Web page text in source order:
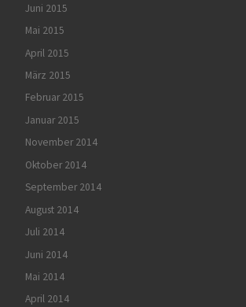
Juni 2015
Mai 2015
April 2015
März 2015
Februar 2015
Januar 2015
November 2014
Oktober 2014
September 2014
August 2014
Juli 2014
Juni 2014
Mai 2014
April 2014